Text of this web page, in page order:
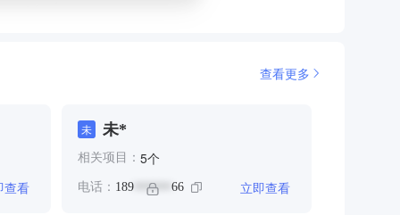
查看更多
查看
未 未*
相关项目： 5个
电话： 189****** 66 立即查看